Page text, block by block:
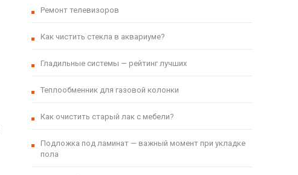
Ремонт телевизоров
Как чистить стекла в аквариуме?
Гладильные системы — рейтинг лучших
Теплообменник для газовой колонки
Как очистить старый лак с мебели?
Подложка под ламинат — важный момент при укладке
пола